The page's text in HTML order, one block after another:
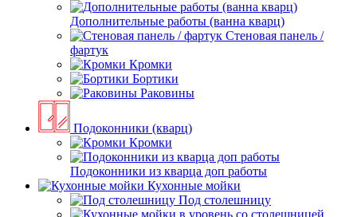
Дополнительные работы (ванна кварц)
Стеновая панель /
фартук
Кромки
Бортики
Раковины
Подоконники (кварц)
Кромки
Подоконники из кварца доп работы
Кухонные мойки
Под столешницу